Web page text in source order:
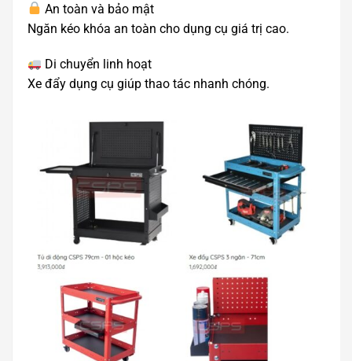
An toàn và bảo mật
Ngăn kéo khóa an toàn cho dụng cụ giá trị cao.
Di chuyển linh hoạt
Xe đẩy dụng cụ giúp thao tác nhanh chóng.